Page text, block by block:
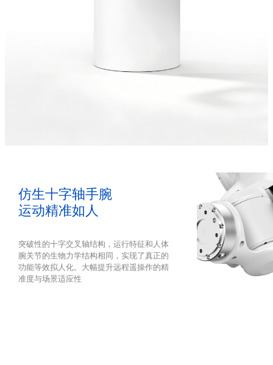
仿生十字轴手腕
运动精准如人
突破性的十字交叉轴结构，运行特征和人体
腕关节的生物力学结构相同，实现了真正的
功能等效拟人化。大幅提升远程遥操作的精
准度与场景适应性